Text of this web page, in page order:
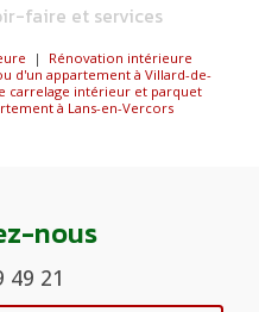
faire et services
| Rénovation intérieure
d'un appartement à Villard-de-
carrelage intérieur et parquet
à Lans-en-Vercors
nous
49 21